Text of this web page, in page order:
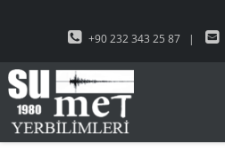
+90 232 343 25 87|